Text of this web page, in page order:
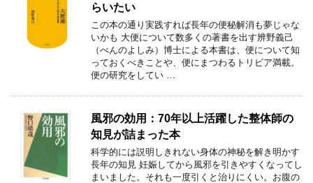
らいたい
この本の通り実践すれば長年の便秘解消も夢じゃな
いかも 大便について数多くの著書を出す辨野義己
（べんのよしみ）博士による本書は、便について知
っておくべきことや、便にまつわるトリビア満載。
便の研究をしてい …
風邪の効用：70年以上活躍した整体師の
知見が詰まった本
科学的には説明しきれない身体の神秘を解き明かす
長年の知見 妊娠してから風邪を引きやすくなってし
まいました。それも一度引くと治りにくい。お腹の